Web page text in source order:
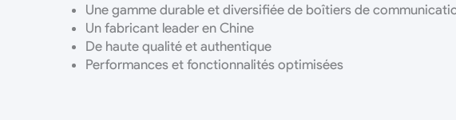
Une gamme durable et diversifiée de boîtiers de
Un fabricant leader en Chine
De haute qualité et authentique
Performances et fonctionnalités optimisées